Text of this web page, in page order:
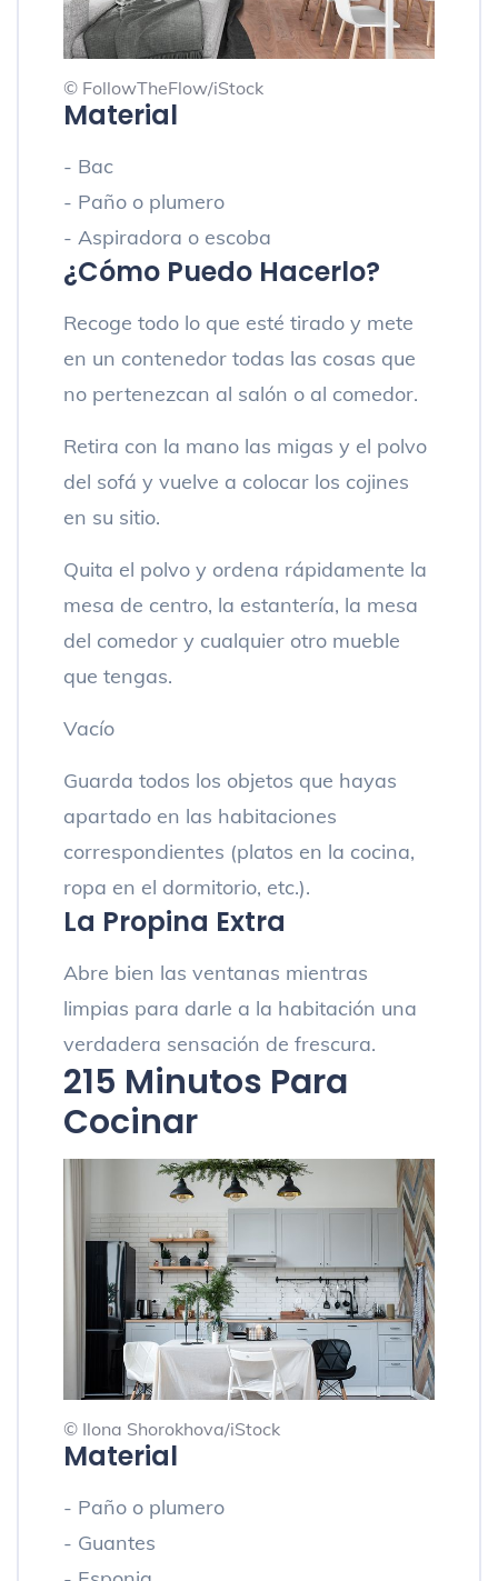
© FollowTheFlow/iStock
Material
- Bac
- Paño o plumero
- Aspiradora o escoba
¿Cómo Puedo Hacerlo?
Recoge todo lo que esté tirado y mete
en un contenedor todas las cosas que
no pertenezcan al salón o al comedor.
Retira con la mano las migas y el polvo
del sofá y vuelve a colocar los cojines
en su sitio.
Quita el polvo y ordena rápidamente la
mesa de centro, la estantería, la mesa
del comedor y cualquier otro mueble
que tengas.
Vacío
Guarda todos los objetos que hayas
apartado en las habitaciones
correspondientes (platos en la cocina,
ropa en el dormitorio, etc.).
La Propina Extra
Abre bien las ventanas mientras
limpias para darle a la habitación una
verdadera sensación de frescura.
215 Minutos Para
Cocinar
© Ilona Shorokhova/iStock
Material
- Paño o plumero
- Guantes